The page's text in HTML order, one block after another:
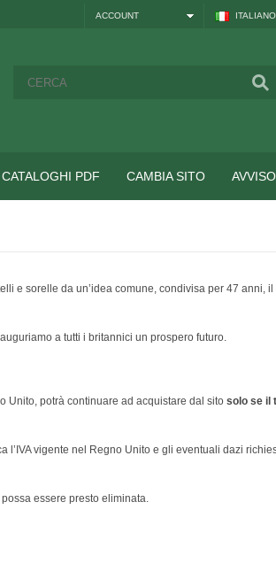
ACCOUNT ITALIANO
CATALOGHI PDF CAMBIA SITO AVVISO
e sorelle da un’idea comune, condivisa per 47 anni,
a tutti i britannici un prospero futuro.
Unito, potrà continuare ad acquistare dal sito solo se il
l’IVA vigente nel Regno Unito e gli eventuali dazi
essere presto eliminata.